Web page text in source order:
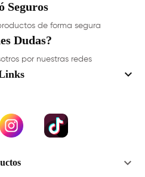
Seguros
de forma segura
Dudas?
por nuestras redes
keyboard_arrow_down
